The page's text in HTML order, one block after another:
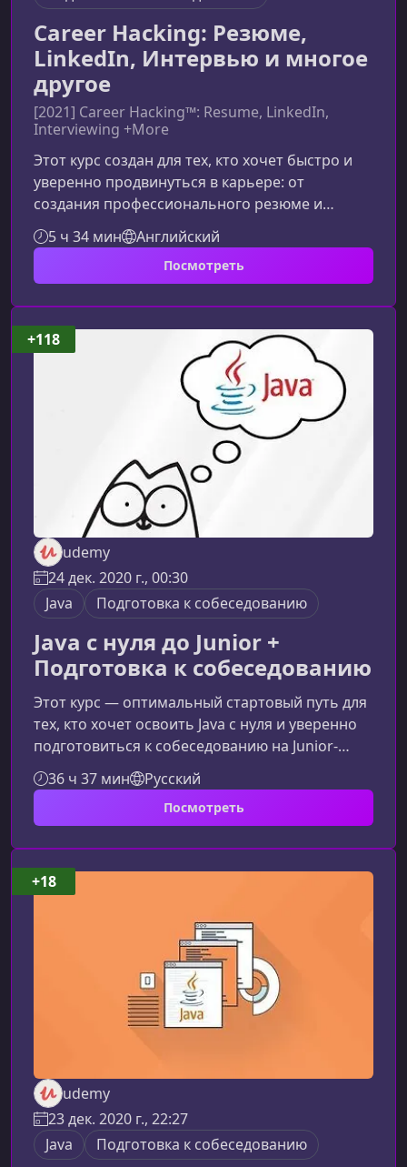
Career Hacking: Резюме,
LinkedIn, Интервью и многое
другое
[2021] Career Hacking™: Resume, LinkedIn,
Interviewing +More
Этот курс создан для тех, кто хочет быстро и
уверенно продвинуться в карьере: от
создания профессионального резюме и
сильного бренда в LinkedIn до успешного
прохождения интервью и развития сети
контактов. Курс поможет вам структурировать
результатов быстрее.Почему этот курс —
лучший выборПрограмма сочетает передовые
методики карьерного роста, рекомендации
экспертов и реальные практические
инструменты. Она уже
5 ч 34 мин Английский
Посмотреть
udemy
24 дек. 2020 г., 00:30
Java
Подготовка к собеседованию
Java с нуля до Junior +
Подготовка к собеседованию
Этот курс — оптимальный стартовый путь для
тех, кто хочет освоить Java с нуля и уверенно
подготовиться к собеседованию на Junior-
разработчика. Материал подается простым и
доступным языком, а практические задания
помогут закрепить изученные темы.Что вас
образом, чтобы плавно провести вас от самых
основ Java до уверенного владения ключевыми
инструментами и технологиями,
востребованными на рынке труда.Изуче
36 ч 37 мин Русский
Посмотреть
+118
udemy
23 дек. 2020 г., 22:27
Java
Подготовка к собеседованию
+18